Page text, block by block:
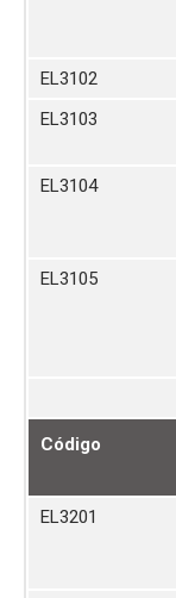
EL3102
EL3103
EL3104
EL3105
Código
EL3201